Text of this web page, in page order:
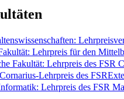
Lehrpreis für den
Fakultät: Lehrpreis des FSR
Lehrpreis des FSR
Lehrpreis des FSR